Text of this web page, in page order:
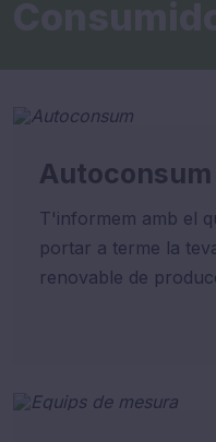
Autoconsum
T'informem amb el
portar a terme la
renovable de